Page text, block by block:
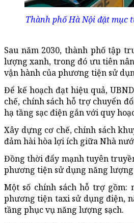
Thành phố Hà Nội đặt mục
Sau năm 2030, thành phố tập
lượng xanh, trong đó ưu tiên
vận hành của phương tiện sử
Để kế hoạch đạt hiệu quả,
chế, chính sách hỗ trợ chuyển
hạ tầng sạc điện gắn với quy
Xây dựng cơ chế, chính sách
đảm hài hòa lợi ích giữa Nhà
Đồng thời đẩy mạnh tuyên
phương tiện sử dụng năng
Một số chính sách hỗ trợ gồm:
phương tiện taxi sử dụng điện,
tầng phục vụ năng lượng sạch.